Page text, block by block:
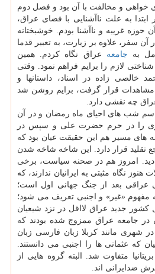
خواهی و مخالفت با آن بود و فصل دوم
به علت ناآشنایی با فضای عراق،
غریبه و ناآشنا بودم. خوشبختانه
سفر، علاوه بر زیارت، به تعبیر قدما
به جامعه عراق نگاه کردم. همین
لازم را برایم فراهم نمود. وقتی
خالصی زاده در اسناد، داستانها و
مشاهدات قرار گرفت، برایم روشن شد
چه نقشی دارد.
شب های احیای ماه رمضان و در آن
را در حرم حضرت علی و سپس در
های مسیر هم این حقیقت عیان بود که
تقلید قرار دارد. این شاخه شاخه شدن
دید. امروز هم در صحنه سیاست، برخی
نگاه مثبتی به ایرانیان ندارند، که
عراقی بعد از جنگ جهانی اول است؛
مفهوم «غیر» و اجنبی تعریف می شود؛
کشور جدید عراق لااقل در نزد شیعیان
در جامعه عراق ممزوج شده بودند که
مانند کربلا زبان فارسی زبان
که عثمانی ها را اجنبی می دانستند.
متفاوت شد. البته گروه هایی از
ضدایرانی اند.